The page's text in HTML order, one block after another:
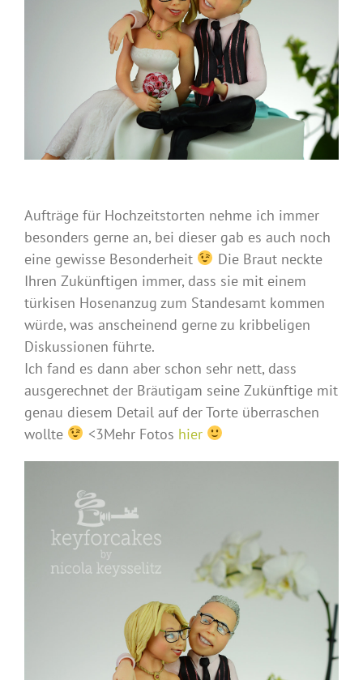
Aufträge für Hochzeitstorten nehme ich immer
besonders gerne an, bei dieser gab es auch noch
eine gewisse Besonderheit
Die Braut neckte
Ihren Zukünftigen immer, dass sie mit einem
türkisen Hosenanzug zum Standesamt kommen
würde, was anscheinend gerne zu kribbeligen
Diskussionen führte.
Ich fand es dann aber schon sehr nett, dass
ausgerechnet der Bräutigam seine Zukünftige mit
genau diesem Detail auf der Torte überraschen
wollte
<3Mehr Fotos hier